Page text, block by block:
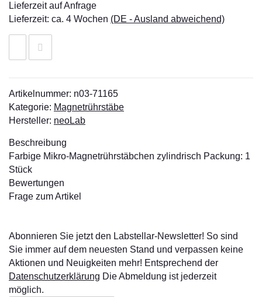
Lieferzeit auf Anfrage
Lieferzeit: ca. 4 Wochen (DE - Ausland abweichend)
Artikelnummer: n03-71165
Kategorie: Magnetrührstäbe
Hersteller: neoLab
Beschreibung
Farbige Mikro-Magnetrührstäbchen zylindrisch Packung: 1
Stück
Bewertungen
Frage zum Artikel
Abonnieren Sie jetzt den Labstellar-Newsletter! So sind
Sie immer auf dem neuesten Stand und verpassen keine
Aktionen und Neuigkeiten mehr! Entsprechend der
Datenschutzerklärung Die Abmeldung ist jederzeit
möglich.